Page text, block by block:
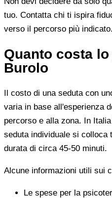
tuo. Contatta chi ti ispira
verso il percorso più indicato.
Quanto costa
Burolo
Il costo di una seduta con
varia in base all'esperienza
percorso e alla zona. In
seduta individuale si colloca
durata di circa 45-50 minuti.
Alcune informazioni utili sui
Le spese per la